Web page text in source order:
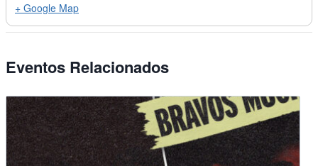
+ Google Map
Eventos Relacionados